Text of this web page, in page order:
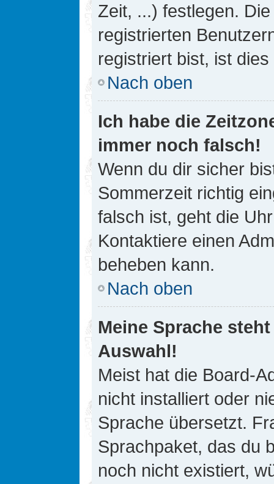
Zeit, ...) festlegen.
registrierten
registriert bist, ist
Nach oben
Ich habe die
immer noch falsch!
Wenn du dir sicher
Sommerzeit richtig
falsch ist, geht die
Kontaktiere einen
beheben kann.
Nach oben
Meine Sprache
Auswahl!
Meist hat die Board-
nicht installiert oder
Sprache übersetzt.
Sprachpaket, das du
noch nicht existiert,